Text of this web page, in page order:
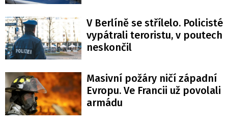
V Berlíně se střílelo. Policisté
vypátrali teroristu, v poutech
neskončil
Masivní požáry ničí západní
Evropu. Ve Francii už povolali
armádu